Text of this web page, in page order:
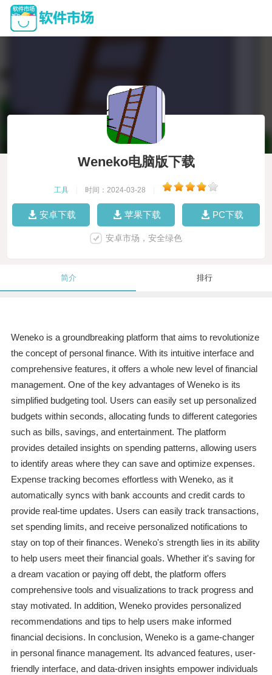
Weneko电脑版下载
工具 时间：2024-03-28
安卓下载 苹果下载 PC下载
安卓市场，安全绿色
简介 排行
Weneko is a groundbreaking platform that aims to revolutionize
the concept of personal finance. With its intuitive interface and
comprehensive features, it offers a whole new level of financial
management. One of the key advantages of Weneko is its
simplified budgeting tool. Users can easily set up personalized
budgets within seconds, allocating funds to different categories
such as bills, savings, and entertainment. The platform
provides detailed insights on spending patterns, allowing users
to identify areas where they can save and optimize expenses.
Expense tracking becomes effortless with Weneko, as it
automatically syncs with bank accounts and credit cards to
provide real-time updates. Users can easily track transactions,
set spending limits, and receive personalized notifications to
stay on top of their finances. Weneko's strength lies in its ability
to help users meet their financial goals. Whether it's saving for
a dream vacation or paying off debt, the platform offers
comprehensive tools and visualizations to track progress and
stay motivated. In addition, Weneko provides personalized
recommendations and tips to help users make informed
financial decisions. In conclusion, Weneko is a game-changer
in personal finance management. Its advanced features, user-
friendly interface, and data-driven insights empower individuals